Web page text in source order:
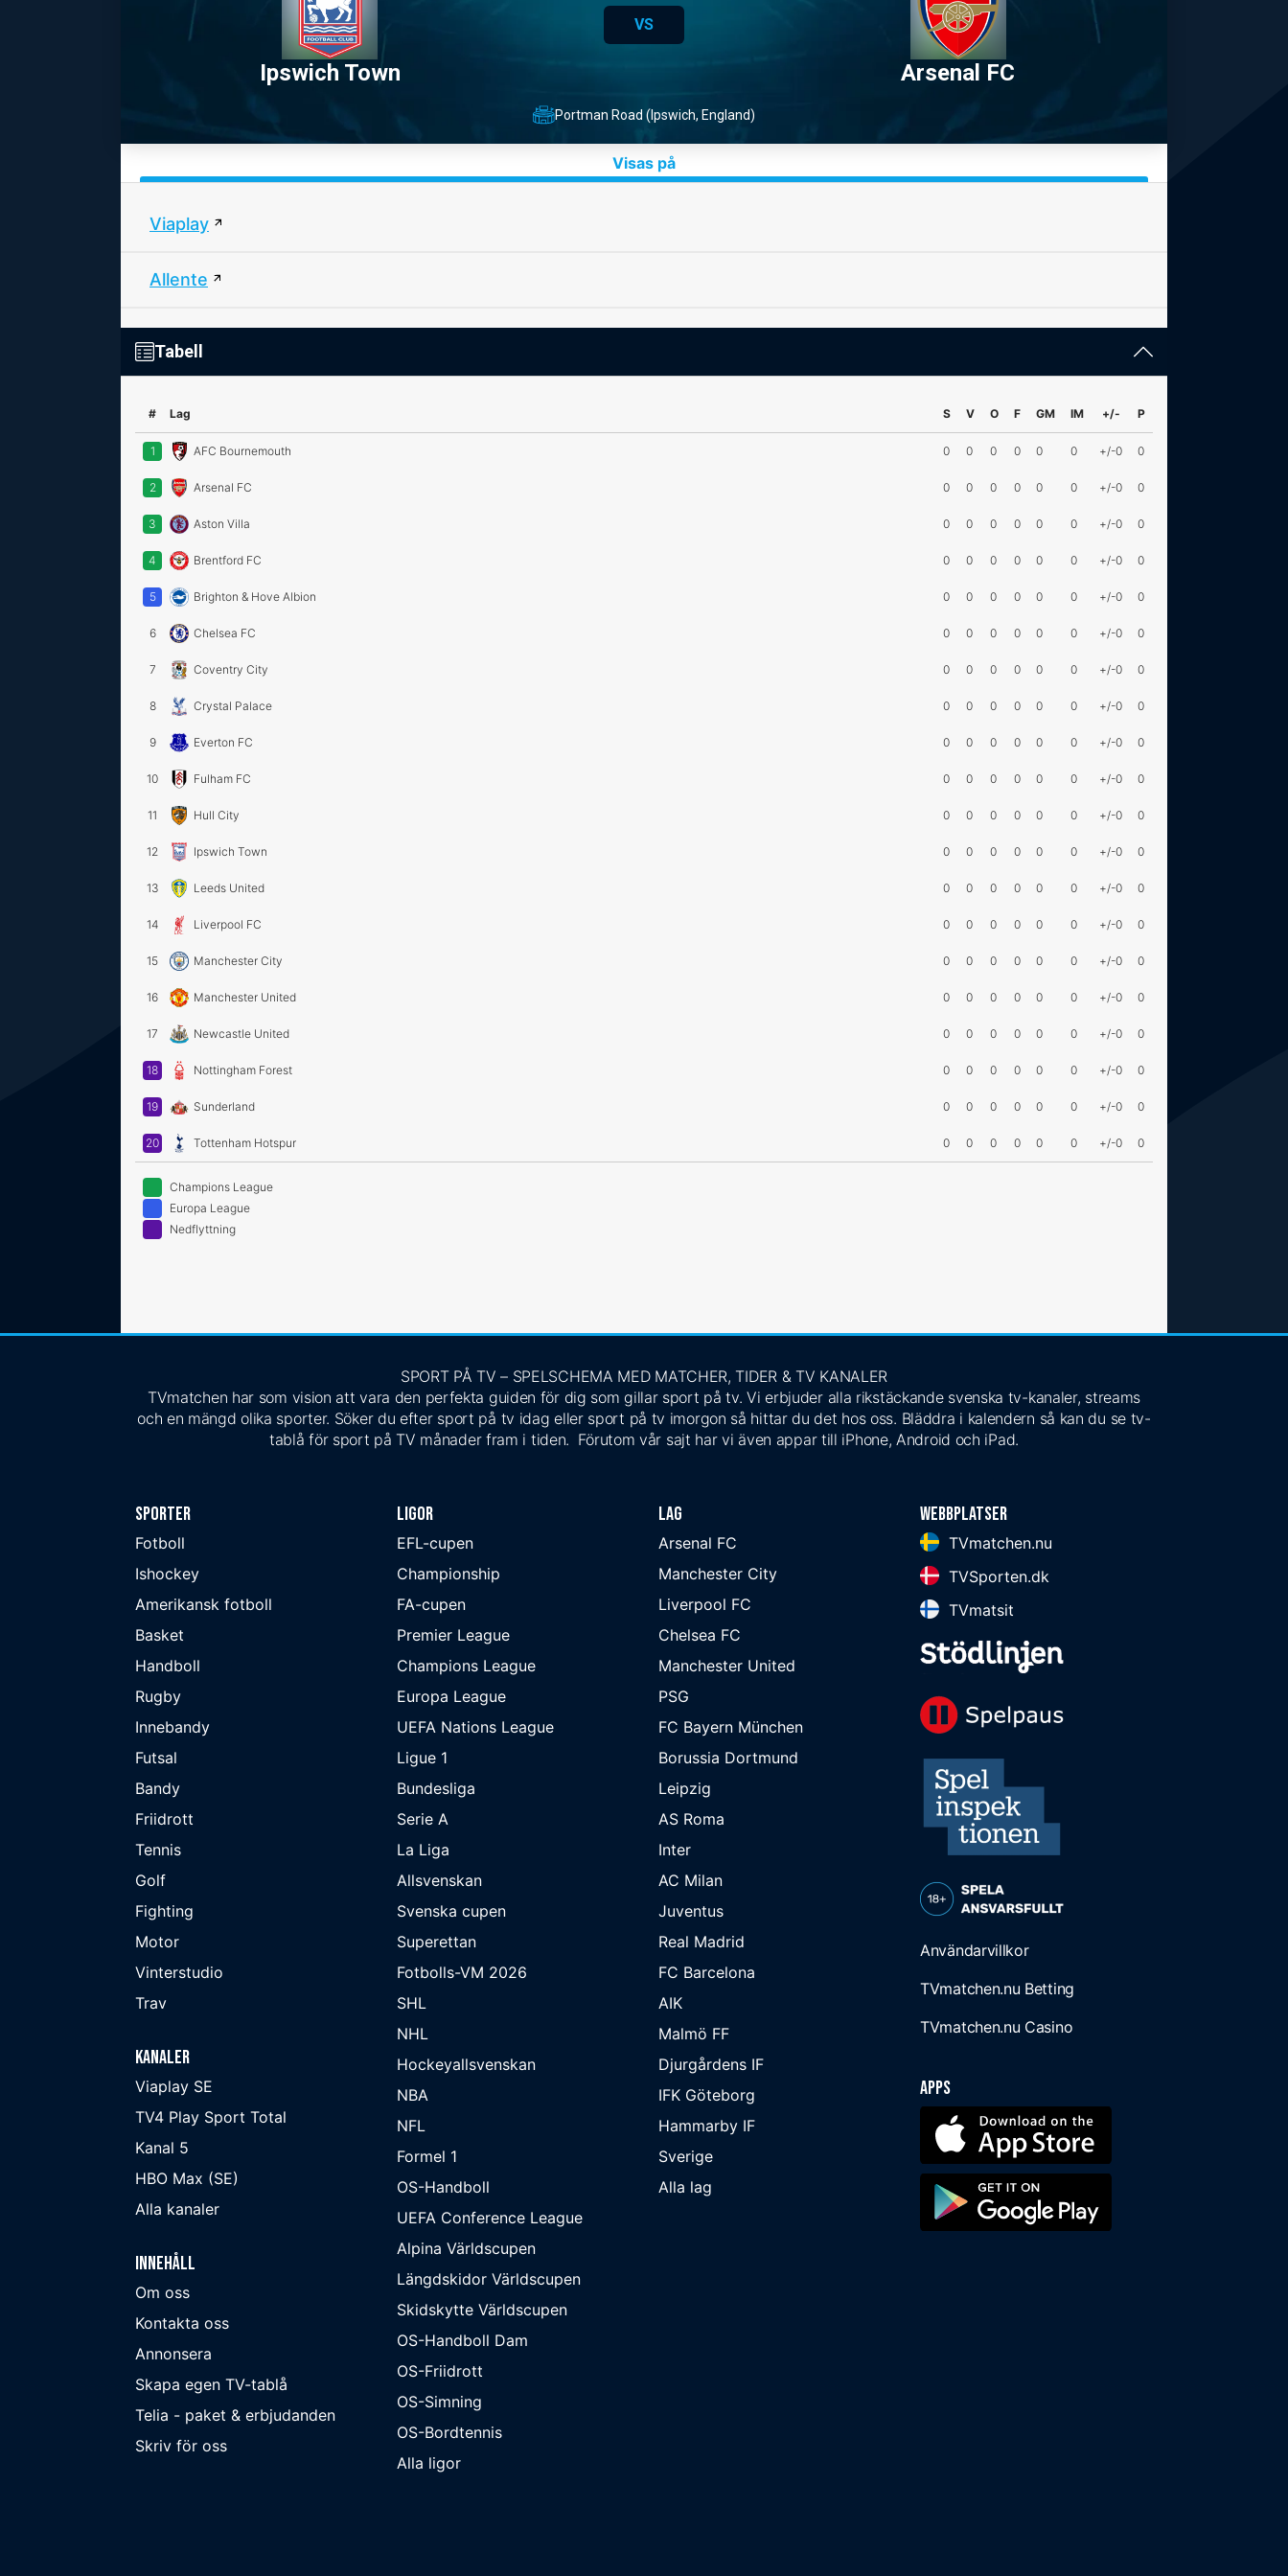
Ipswich Town
VS
Arsenal FC
Portman Road (Ipswich, England)
Visas på
Viaplay
Allente
Tabell
# Lag S V O F GM IM +/- P
1 AFC Bournemouth 0 0 0 0 0 0 +/-0 0
2 Arsenal FC 0 0 0 0 0 0 +/-0 0
3 Aston Villa 0 0 0 0 0 0 +/-0 0
4 Brentford FC 0 0 0 0 0 0 +/-0 0
5 Brighton & Hove Albion 0 0 0 0 0 0 +/-0 0
6 Chelsea FC 0 0 0 0 0 0 +/-0 0
7 Coventry City 0 0 0 0 0 0 +/-0 0
8 Crystal Palace 0 0 0 0 0 0 +/-0 0
9 Everton FC 0 0 0 0 0 0 +/-0 0
10 Fulham FC 0 0 0 0 0 0 +/-0 0
11 Hull City 0 0 0 0 0 0 +/-0 0
12 Ipswich Town 0 0 0 0 0 0 +/-0 0
13 Leeds United 0 0 0 0 0 0 +/-0 0
14 Liverpool FC 0 0 0 0 0 0 +/-0 0
15 Manchester City 0 0 0 0 0 0 +/-0 0
16 Manchester United 0 0 0 0 0 0 +/-0 0
17 Newcastle United 0 0 0 0 0 0 +/-0 0
18 Nottingham Forest 0 0 0 0 0 0 +/-0 0
19 Sunderland 0 0 0 0 0 0 +/-0 0
20 Tottenham Hotspur 0 0 0 0 0 0 +/-0 0
Champions League
Europa League
Nedflyttning
SPORT PÅ TV – SPELSCHEMA MED MATCHER, TIDER & TV KANALER
TVmatchen har som vision att vara den perfekta guiden för dig som gillar sport på tv. Vi erbjuder alla rikstäckande svenska tv-kanaler, streams
och en mängd olika sporter. Söker du efter sport på tv idag eller sport på tv imorgon så hittar du det hos oss. Bläddra i kalendern så kan du se tv-
tablå för sport på TV månader fram i tiden. Förutom vår sajt har vi även appar till iPhone, Android och iPad.
Sporter
Fotboll
Ishockey
Amerikansk fotboll
Basket
Handboll
Rugby
Innebandy
Futsal
Bandy
Friidrott
Tennis
Golf
Fighting
Motor
Vinterstudio
Trav
Kanaler
Viaplay SE
TV4 Play Sport Total
Kanal 5
HBO Max (SE)
Alla kanaler
Innehåll
Om oss
Kontakta oss
Annonsera
Skapa egen TV-tablå
Telia - paket & erbjudanden
Skriv för oss
Ligor
EFL-cupen
Championship
FA-cupen
Premier League
Champions League
Europa League
UEFA Nations League
Ligue 1
Bundesliga
Serie A
La Liga
Allsvenskan
Svenska cupen
Superettan
Fotbolls-VM 2026
SHL
NHL
Hockeyallsvenskan
NBA
NFL
Formel 1
OS-Handboll
UEFA Conference League
Alpina Världscupen
Längdskidor Världscupen
Skidskytte Världscupen
OS-Handboll Dam
OS-Friidrott
OS-Simning
OS-Bordtennis
Alla ligor
Lag
Arsenal FC
Manchester City
Liverpool FC
Chelsea FC
Manchester United
PSG
FC Bayern München
Borussia Dortmund
Leipzig
AS Roma
Inter
AC Milan
Juventus
Real Madrid
FC Barcelona
AIK
Malmö FF
Djurgårdens IF
IFK Göteborg
Hammarby IF
Sverige
Alla lag
Webbplatser
TVmatchen.nu
TVSporten.dk
TVmatsit
Användarvillkor
TVmatchen.nu Betting
TVmatchen.nu Casino
Apps